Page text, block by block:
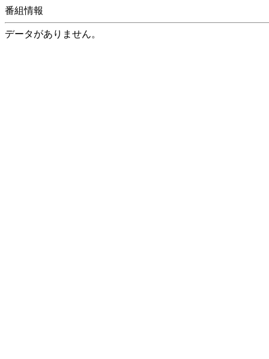
番組情報
データがありません。